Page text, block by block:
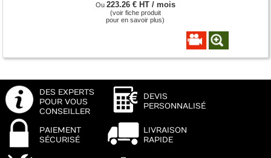
Ou 223.26 € HT / mois
(voir fiche produit
pour en savoir plus)
DES EXPERTS
POUR VOUS
CONSEILLER
DEVIS
PERSONNALISÉ
PAIEMENT
SÉCURISÉ
LIVRAISON
RAPIDE